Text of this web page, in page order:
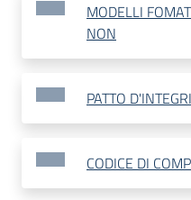
MODELLI
NON
PATTO
CODICE DI